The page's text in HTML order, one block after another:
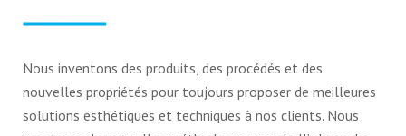
Nous inventons des produits, des procédés et des
nouvelles propriétés pour toujours proposer de meilleures
solutions esthétiques et techniques à nos clients. Nous